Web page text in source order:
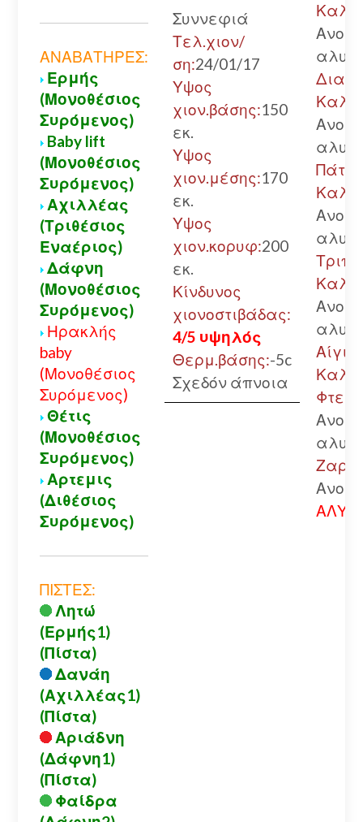
ΑΝΑΒΑΤΗΡΕΣ:
Ερμής
(Μονοθέσιος
Συρόμενος)
Baby lift
(Μονοθέσιος
Συρόμενος)
Αχιλλέας
(Τριθέσιος
Εναέριος)
Δάφνη
(Μονοθέσιος
Συρόμενος)
Ηρακλής
baby
(Μονοθέσιος
Συρόμενος)
Θέτις
(Μονοθέσιος
Συρόμενος)
Αρτεμις
(Διθέσιος
Συρόμενος)
ΠΙΣΤΕΣ:
Λητώ
(Ερμής1)
(Πίστα)
Δανάη
(Αχιλλέας1)
(Πίστα)
Αριάδνη
(Δάφνη1)
(Πίστα)
Φαίδρα
Συννεφιά
Τελ.χιον/
ση:24/01/17
Υψος
χιον.βάσης:150
εκ.
Υψος
χιον.μέσης:170
εκ.
Υψος
χιον.κορυφ:200
εκ.
Κίνδυνος
χιονοστιβάδας:
4/5 υψηλός
Θερμ.βάσης:-5c
Σχεδόν άπνοια